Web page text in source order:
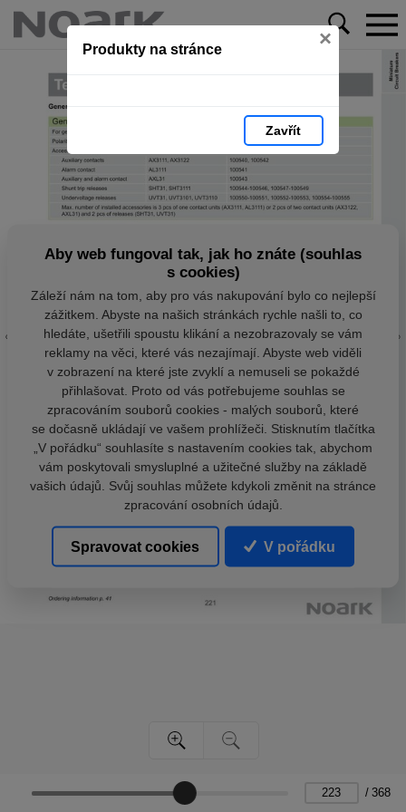
Produkty na stránce ×
Zavřít
/ 368
Aby web fungoval tak, jak ho znáte (souhlas
s cookies)
Záleží nám na tom, aby pro vás nakupování bylo co nejlepší
zážitkem. Abyste na našich stránkách rychle našli to, co
hledáte, ušetřili spoustu klikání a nezobrazovaly se vám
reklamy na věci, které vás nezajímají. Abyste web viděli
v zobrazení na které jste zvyklí a nemuseli se pokaždé
přihlašovat. Proto od vás potřebujeme souhlas se
zpracováním souborů cookies - malých souborů, které
se dočasně ukládají ve vašem prohlížeči. Stisknutím tlačítka
„V pořádku“ souhlasíte s nastavením cookies tak, abychom
vám poskytovali smysluplné a užitečné služby na základě
vašich údajů. Svůj souhlas můžete kdykoli změnit na stránce
zpracování osobních údajů.
Spravovat cookies V pořádku